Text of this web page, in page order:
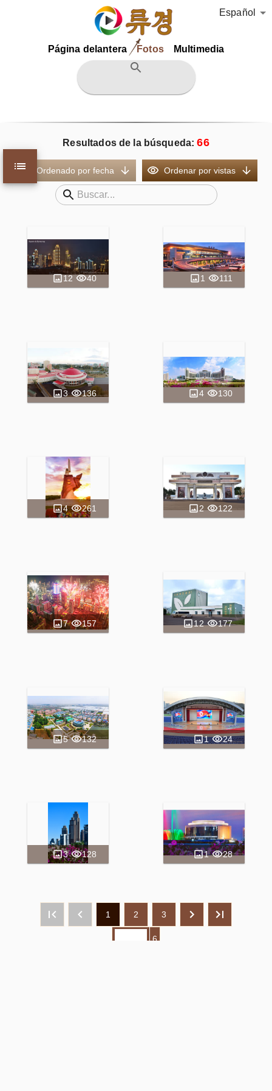
Página delantera Fotos Multimedia
Español
Resultados de la búsqueda:66
Ordenado por fecha Ordenar por vistas
12 40 1 111
3 136 4 130
4 261 2 122
7 157 12 177
5 132 1 24
3 128 1 28
1 2 3
6